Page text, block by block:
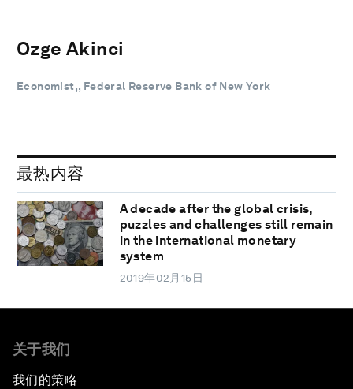
Ozge Akinci
Economist,, Federal Reserve Bank of New York
最热内容
A decade after the global crisis,
puzzles and challenges still remain
in the international monetary
system
2019年02月15日
关于我们
我们的策略